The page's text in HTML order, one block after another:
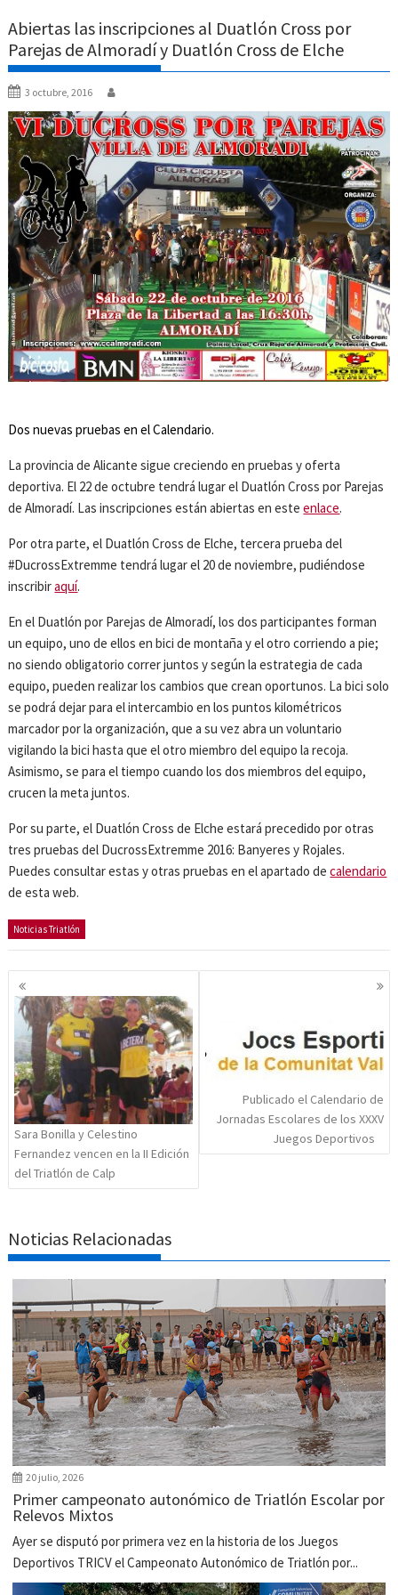
Abiertas las inscripciones al Duatlón Cross por
Parejas de Almoradí y Duatlón Cross de Elche
3 octubre, 2016
Dos nuevas pruebas en el Calendario.
La provincia de Alicante sigue creciendo en pruebas y oferta
deportiva. El 22 de octubre tendrá lugar el Duatlón Cross por Parejas
de Almoradí. Las inscripciones están abiertas en esteenlace.
Por otra parte, el Duatlón Cross de Elche, tercera prueba del
#DucrossExtremme tendrá lugar el 20 de noviembre, pudiéndose
inscribiraquí.
En el Duatlón por Parejas de Almoradí, los dos participantes forman
un equipo, uno de ellos en bici de montaña y el otro corriendo a pie;
no siendo obligatorio correr juntos y según la estrategia de cada
equipo, pueden realizar los cambios que crean oportunos. La bici solo
se podrá dejar para el intercambio en los puntos kilométricos
marcador por la organización, que a su vez abra un voluntario
vigilando la bici hasta que el otro miembro del equipo la recoja.
Asimismo, se para el tiempo cuando los dos miembros del equipo,
crucen la meta juntos.
Por su parte, el Duatlón Cross de Elche estará precedido por otras
tres pruebas del DucrossExtremme 2016: Banyeres y Rojales.
Puedes consultar estas y otras pruebas en el apartado decalendario
de esta web.
Noticias Triatlón
Navegación
de
entradas
Sara Bonilla y Celestino
Fernandez vencen en la II Edición
del Triatlón de Calp
Publicado el Calendario de
Jornadas Escolares de los XXXV
Juegos Deportivos
Noticias Relacionadas
20 julio, 2026
Primer campeonato autonómico de Triatlón Escolar por
Relevos Mixtos
Ayer se disputó por primera vez en la historia de los Juegos
Deportivos TRICV el Campeonato Autonómico de Triatlón por...